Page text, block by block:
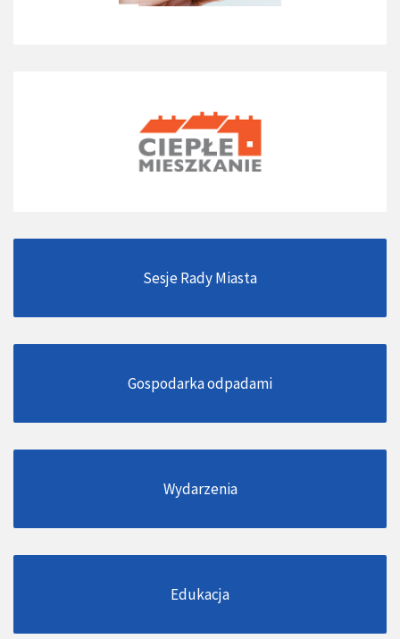
Sesje Rady Miasta
Gospodarka odpadami
Wydarzenia
Edukacja